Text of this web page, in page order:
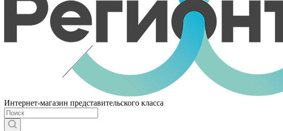
Интернет-магазин представительского класса